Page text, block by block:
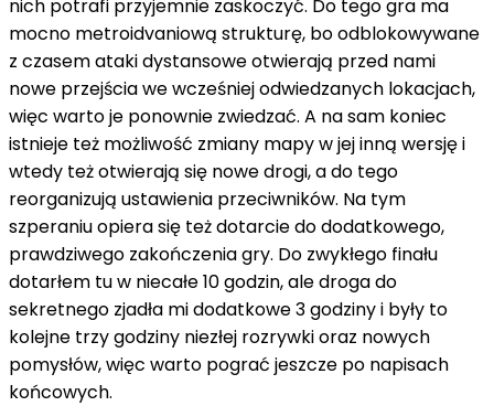
nich potrafi przyjemnie zaskoczyć. Do tego gra ma
mocno metroidvaniową strukturę, bo odblokowywane
z czasem ataki dystansowe otwierają przed nami
nowe przejścia we wcześniej odwiedzanych lokacjach,
więc warto je ponownie zwiedzać. A na sam koniec
istnieje też możliwość zmiany mapy w jej inną wersję i
wtedy też otwierają się nowe drogi, a do tego
reorganizują ustawienia przeciwników. Na tym
szperaniu opiera się też dotarcie do dodatkowego,
prawdziwego zakończenia gry. Do zwykłego finału
dotarłem tu w niecałe 10 godzin, ale droga do
sekretnego zjadła mi dodatkowe 3 godziny i były to
kolejne trzy godziny niezłej rozrywki oraz nowych
pomysłów, więc warto pograć jeszcze po napisach
końcowych.